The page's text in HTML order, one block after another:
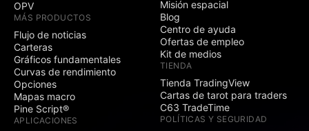
Firma y sitios web
Publicar indicadores
que requieren
invitación
Publicar scripts
protegidos
Publicar ideas y
OPV
MÁS PRODUCTOS
Flujo de noticias
Carteras
Gráficos fundamentales
Curvas de rendimiento
Opciones
Mapas macro
Pine Script®
APLICACIONES
Misión espacial
Blog
Centro de ayuda
Ofertas de empleo
Kit de medios
TIENDA
Tienda TradingView
Cartas de tarot para traders
C63 TradeTime
POLÍTICAS Y SEGURIDAD